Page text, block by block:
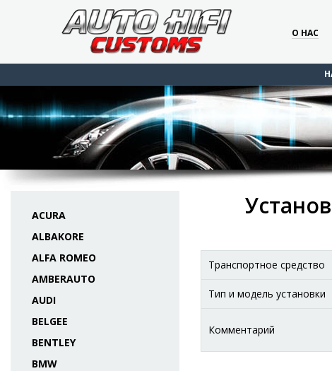
О НАС
ACURA
ALBAKORE
ALFA ROMEO
AMBERAUTO
AUDI
BELGEE
BENTLEY
BMW
Транспортное средство
Тип и модель установки
Комментарий